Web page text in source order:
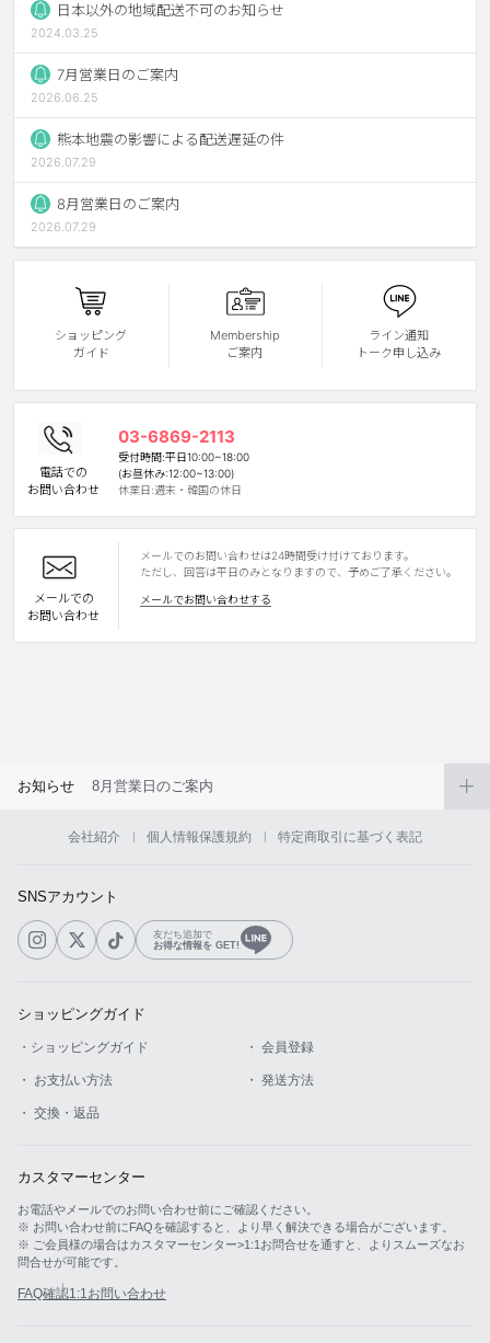
ブルー
ピンク
透明
ハロウィンカラコン
ケア用品
レビュー
EYEしてる
総合掲示板
カスタマーサービス
ショッピングガイド
INSTAGRAM TWITTER LINE FACEBOOK
日本以外の地域配送不可のお知らせ
2024.03.25
7月営業日のご案内
2026.06.25
熊本地震の影響による配送遅延の件
2026.07.29
8月営業日のご案内
2026.07.29
ショッピング
ガイド
Membership
ご案内
ライン通知
トーク申し込み
電話での
お問い合わせ
03-6869-2113
受付時間:平日10:00~18:00
(お昼休み:12:00~13:00)
休業日:週末・韓国の休日
メールでの
お問い合わせ
メールでのお問い合わせは24時間受け付けております。
ただし、回答は平日のみとなりますので、予めご了承ください。
メールでお問い合わせする
お知らせ 8月営業日のご案内
会社紹介 個人情報保護規約 特定商取引に基づく表記
SNSアカウント
友だち追加で
お得な情報を GET!
ショッピングガイド
・ショッピングガイド ・ 会員登録
・ お支払い方法 ・ 発送方法
・ 交換・返品
カスタマーセンター
お電話やメールでのお問い合わせ前にご確認ください。
※ お問い合わせ前にFAQを確認すると、より早く解決できる場合がございます。
※ ご会員様の場合はカスタマーセンター>1:1お問合せを通すと、よりスムーズなお
問合せが可能です。
FAQ確認1:1お問い合わせ